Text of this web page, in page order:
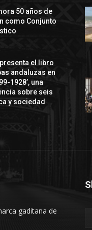
50 años de
como Conjunto
el libro
andaluzas en
1928’, una
sobre seis
y sociedad
gaditana de